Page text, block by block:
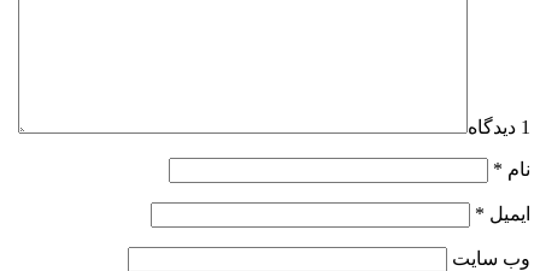
1 دیدگاه
نام *
ایمیل *
وب‌ سایت